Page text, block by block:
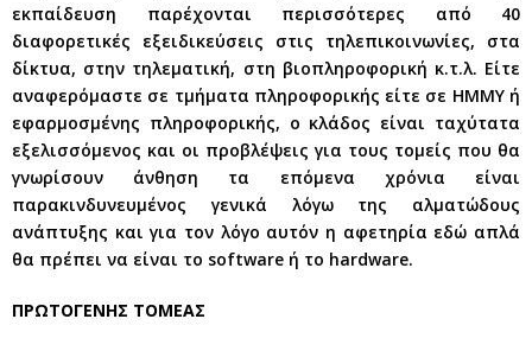
εκπαίδευση παρέχονται περισσότερες από 40
διαφορετικές εξειδικεύσεις στις τηλεπικοινωνίες, στα
δίκτυα, στην τηλεματική, στη βιοπληροφορική κ.τ.λ. Είτε
αναφερόμαστε σε τμήματα πληροφορικής είτε σε ΗΜΜΥ ή
εφαρμοσμένης πληροφορικής, ο κλάδος είναι ταχύτατα
εξελισσόμενος και οι προβλέψεις για τους τομείς που θα
γνωρίσουν άνθηση τα επόμενα χρόνια είναι
παρακινδυνευμένος γενικά λόγω της αλματώδους
ανάπτυξης και για τον λόγο αυτόν η αφετηρία εδώ απλά
θα πρέπει να είναι το software ή το hardware.
ΠΡΩΤΟΓΕΝΗΣ ΤΟΜΕΑΣ